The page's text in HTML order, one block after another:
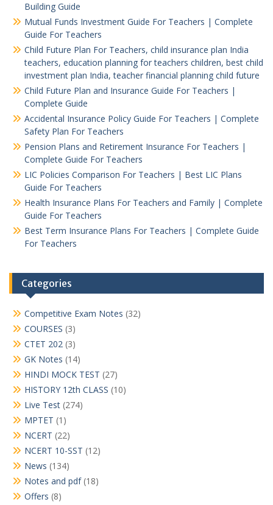
Building Guide
Mutual Funds Investment Guide For Teachers | Complete
Guide For Teachers
Child Future Plan For Teachers, child insurance plan India
teachers, education planning for teachers children, best child
investment plan India, teacher financial planning child future
Child Future Plan and Insurance Guide For Teachers |
Complete Guide
Accidental Insurance Policy Guide For Teachers | Complete
Safety Plan For Teachers
Pension Plans and Retirement Insurance For Teachers |
Complete Guide For Teachers
LIC Policies Comparison For Teachers | Best LIC Plans
Guide For Teachers
Health Insurance Plans For Teachers and Family | Complete
Guide For Teachers
Best Term Insurance Plans For Teachers | Complete Guide
For Teachers
Categories
Competitive Exam Notes (32)
COURSES (3)
CTET 202 (3)
GK Notes (14)
HINDI MOCK TEST (27)
HISTORY 12th CLASS (10)
Live Test (274)
MPTET (1)
NCERT (22)
NCERT 10-SST (12)
News (134)
Notes and pdf(18)
Offers (8)